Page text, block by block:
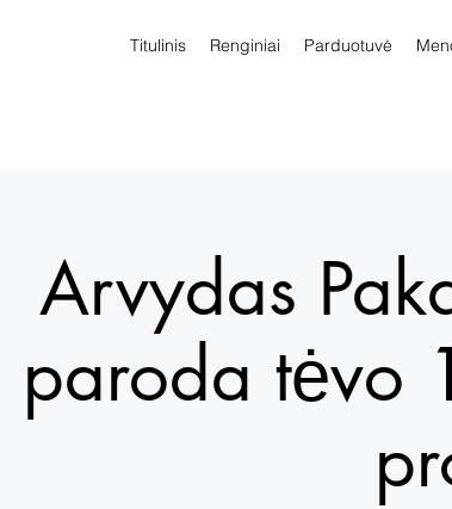
Titulinis Renginiai Parduotuvė
Arvydas
paroda tėvo